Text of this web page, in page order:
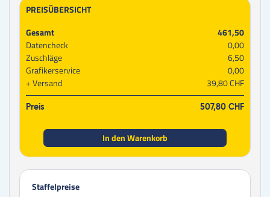
PREISÜBERSICHT
Gesamt
461,50
Datencheck
0,00
Zuschläge
6,50
Grafikerservice
0,00
Versand
39,80 CHF
Preis 507,80 CHF
In den Warenkorb
Staffelpreise